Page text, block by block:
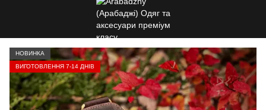
НОВИНКА
ВИГОТОВЛЕННЯ 7-14 ДНІВ